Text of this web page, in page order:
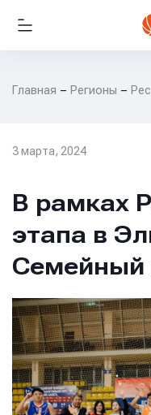
Главная Регионы
РЕСПУБЛИКА
3 марта, 2024
В рамках
этапа в
Семейный